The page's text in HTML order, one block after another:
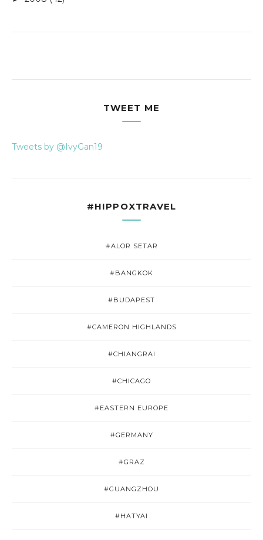
TWEET ME
Tweets by @IvyGan19
#HIPPOXTRAVEL
#ALOR SETAR
#BANGKOK
#BUDAPEST
#CAMERON HIGHLANDS
#CHIANGRAI
#CHICAGO
#EASTERN EUROPE
#GERMANY
#GRAZ
#GUANGZHOU
#HATYAI